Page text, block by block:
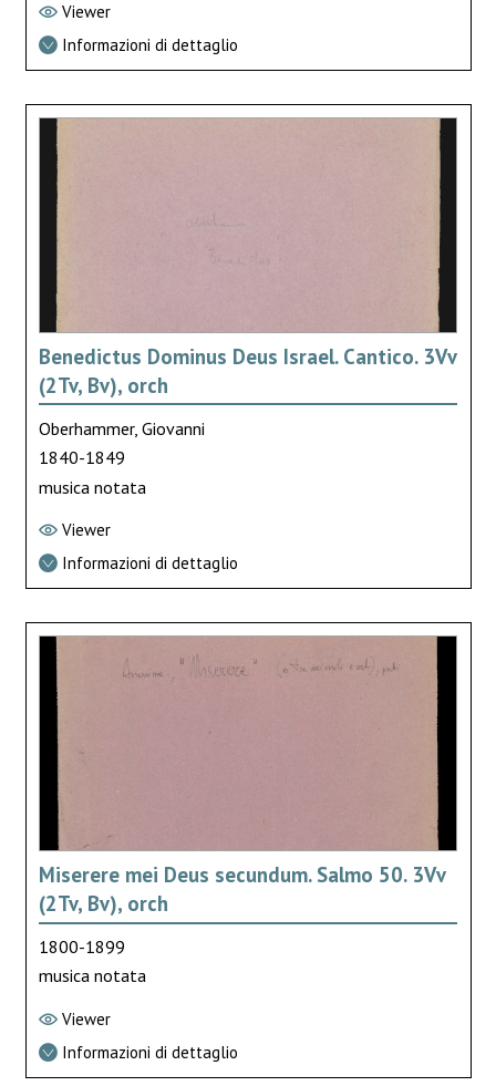
Viewer
Informazioni di dettaglio
Benedictus Dominus Deus Israel. Cantico. 3Vv
(2Tv, Bv), orch
Oberhammer, Giovanni
1840-1849
musica notata
Viewer
Informazioni di dettaglio
Miserere mei Deus secundum. Salmo 50. 3Vv
(2Tv, Bv), orch
1800-1899
musica notata
Viewer
Informazioni di dettaglio